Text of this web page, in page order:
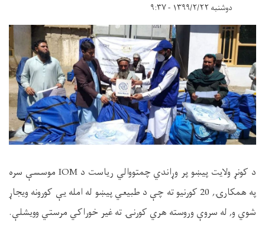
دوشنبه ۱۳۹۹/۲/۲۲ - ۹:۳۷
د کونړ ولایت پیښو پر وړاندي چمتووالي ریاست د IOM موسسې سره
په همکارۍ, 20 کورنیو ته چې د طبیعي پیښو له امله یې کورونه ویجاړ
شوي و, له سروې وروسته هري کورنۍ ته غیر خوراکي مرستي وویشلې.